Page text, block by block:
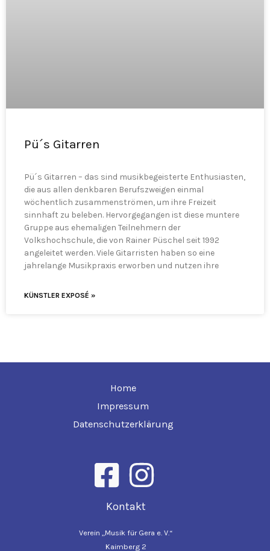
Pü´s Gitarren
Pü´s Gitarren – das sind musikbegeisterte Enthusiasten,
die aus allen denkbaren Berufszweigen einmal
wöchentlich zusammenströmen, um ihre Freizeit
sinnhaft zu beleben. Hervorgegangen ist diese muntere
Gruppe aus ehemaligen Teilnehmern der
Volkshochschule, die von Rainer Püschel seit 1992
angeleitet werden. Viele Gitarristen haben so eine
jahrelange Musikpraxis erworben und nutzen ihre
KÜNSTLER EXPOSÉ »
Home
Impressum
Datenschutzerklärung
Kontakt
Verein „Musik für Gera e. V.“
Kaimberg 2